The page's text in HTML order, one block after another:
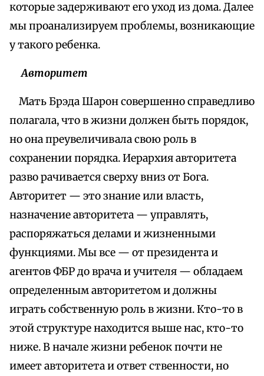
которые задерживают его уход из дома. Далее
мы проанализируем проблемы, возникающие
у такого ребенка.
Авторитет
Мать Брэда Шарон совершенно справедливо
полагала, что в жизни должен быть порядок,
но она преувеличивала свою роль в
сохранении порядка. Иерархия авторитета
разво рачивается сверху вниз от Бога.
Авторитет — это знание или власть,
назначение авторитета — управлять,
распоряжаться делами и жизненными
функциями. Мы все — от президента и
агентов ФБР до врача и учителя — обладаем
определенным авторитетом и должны
играть собственную роль в жизни. Кто-то в
этой структуре находится выше нас, кто-то
ниже. В начале жизни ребенок почти не
имеет авторитета и ответ ственности, но